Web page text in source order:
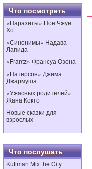
Что посмотреть
«Паразиты» Пон Чжун
Хо
«Синонимы» Надава
Лапида
«Frantz» Франсуа Озона
«Патерсон» Джима
Джармуша
«Ужасных родителей»
Жана Кокто
Новые сказки для
взрослых
Что послушать
Kutiman Mix the City